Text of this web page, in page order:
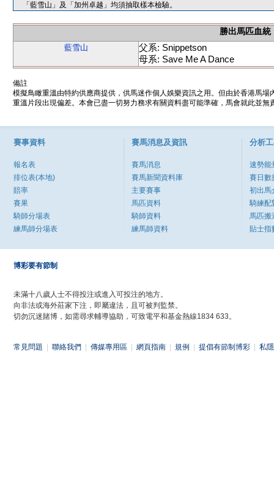
「藍雪山」及「加州卓越」均須抽取樣本檢驗。
勝出馬匹血統
藍雪山
父系: Snippetson
母系: Save Me A Dance
備註
模擬鳥瞰重溫由特約供應商提供，供馬迷作個人娛樂資訊之用。但由於香港馬
重溫片段出現偏差。本會已盡一切努力務求有關資料盡可能準確，馬會就此並
賽事資料
報名表
排位表(本地)
賠率
賽果
騎師分場表
練馬師分場表
賽馬消息及資訊
賽馬消息
賽馬新聞資料庫
主要賽事
馬匹資料
騎師資料
練馬師資料
分析
速勢能
賽日數
初出馬
騎練配
馬匹搬
貼士指
博彩要有節制
未滿十八歲人士不得投注或進入可投注的地方。
向非法或海外莊家下注，即屬違法，且可被判監禁。
切勿沉迷賭博，如需尋求輔導協助，可致電平和基金熱線1834 633。
常見問題 聯絡我們 傳媒專用區 網頁指南 規例 提倡有節制博彩 私